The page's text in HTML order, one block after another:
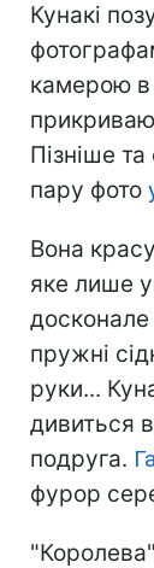
Кунакі
камерою в
Пізніше
пару фото
Вона
яке лише
досконале
пружні
руки...
дивиться
подруга.
фурор